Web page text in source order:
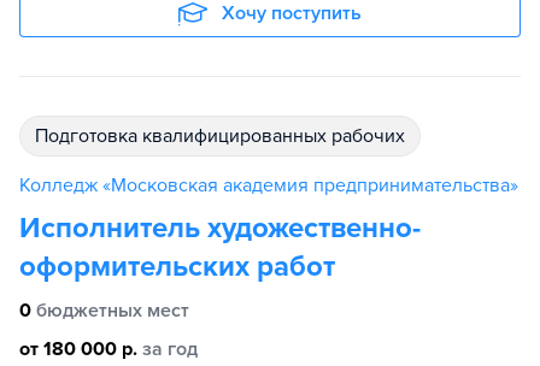
Хочу поступить
подготовка квалифицированных рабочих
Колледж «Московская академия предпринимательства»
Исполнитель художественно-
оформительских работ
0 бюджетных мест
от 180 000 р. за год